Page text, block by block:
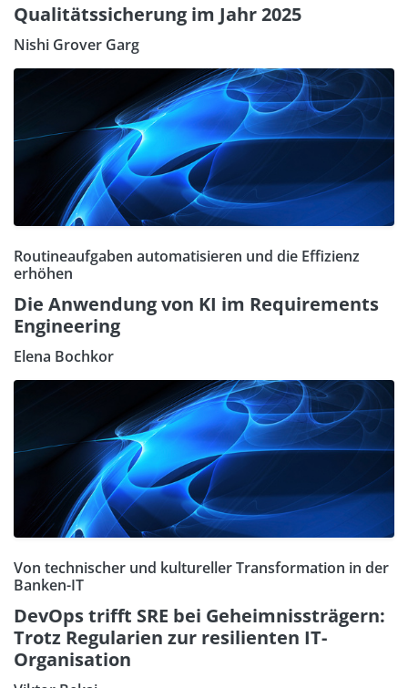
Qualitätssicherung im Jahr 2025
Nishi Grover Garg
Routineaufgaben automatisieren und die Effizienz
erhöhen
Die Anwendung von KI im Requirements
Engineering
Elena Bochkor
Von technischer und kultureller Transformation in der
Banken-IT
DevOps trifft SRE bei Geheimnissträgern:
Trotz Regularien zur resilienten IT-
Organisation